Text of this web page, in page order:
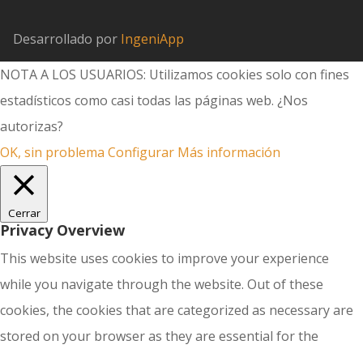
Desarrollado por IngeniApp
NOTA A LOS USUARIOS: Utilizamos cookies solo con fines
estadísticos como casi todas las páginas web. ¿Nos
autorizas?
OK, sin problema Configurar Más información
Cerrar
Privacy Overview
This website uses cookies to improve your experience
while you navigate through the website. Out of these
cookies, the cookies that are categorized as necessary are
stored on your browser as they are essential for the